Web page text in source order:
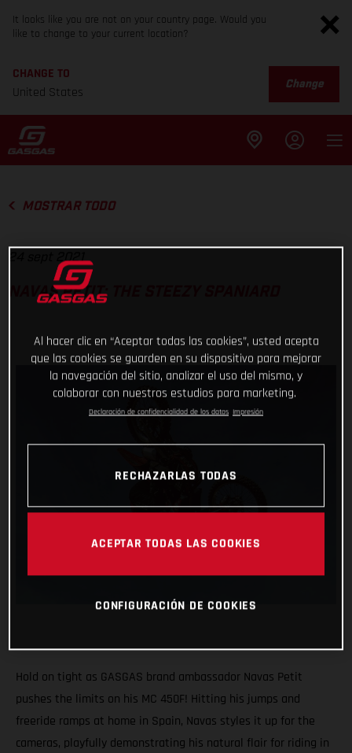
It looks like you are not on your country page. Would you
like to change to your current location?
CHANGE TO
United States
Change
MOSTRAR TODO
24 sept 2021
NAVAS PETIT: THE STEEZY SPANIARD
Hold on tight as GASGAS brand ambassador Navas Petit
pushes the limits on his MC 450F! Hitting his jumps and
freeride ramps at home in Spain, Navas styles it up for the
cameras, playfully demonstrating his natural flair for riding in
Al hacer clic en “Aceptar todas las cookies”, usted acepta
que las cookies se guarden en su dispositivo para mejorar
la navegación del sitio, analizar el uso del mismo, y
colaborar con nuestros estudios para marketing.
Declaración de confidencialidad de los datos Impresión
RECHAZARLAS TODAS
ACEPTAR TODAS LAS COOKIES
CONFIGURACIÓN DE COOKIES